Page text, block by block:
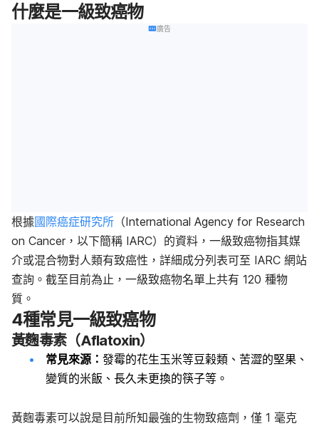
什麼是一級致癌物
廣告
根據國際癌症研究所 （International Agency for Research
on Cancer，以下簡稱 IARC）的資料，一級致癌物指其媒
介或混合物對人類有致癌性，詳細成分列表可至 IARC 網站
查詢。截至目前為止，一級致癌物名單上共有 120 種物
質。
4種常見一級致癌物
黃麴毒素（Aflatoxin）
常見來源： 發霉的花生玉米等豆榖類、苦澀的堅果、
變質的米飯、長久未更換的筷子等。
黃麴毒素可以說是目前所知最強的生物致癌劑，僅 1 毫克